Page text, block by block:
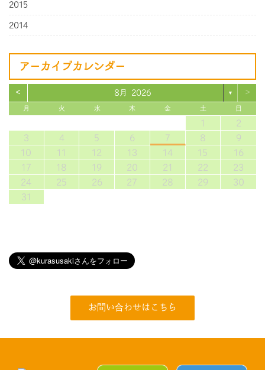
2015
2014
アーカイブカレンダー
< 8月 2026 ▼ >
月 火 水 木 金 土 日
1
2
3
4 5 6 7 8
9
10
11 12 13 14 15
16
17
18 19 20 21 22
23
24
25 26 27 28 29
30
31
お問い合わせはこちら